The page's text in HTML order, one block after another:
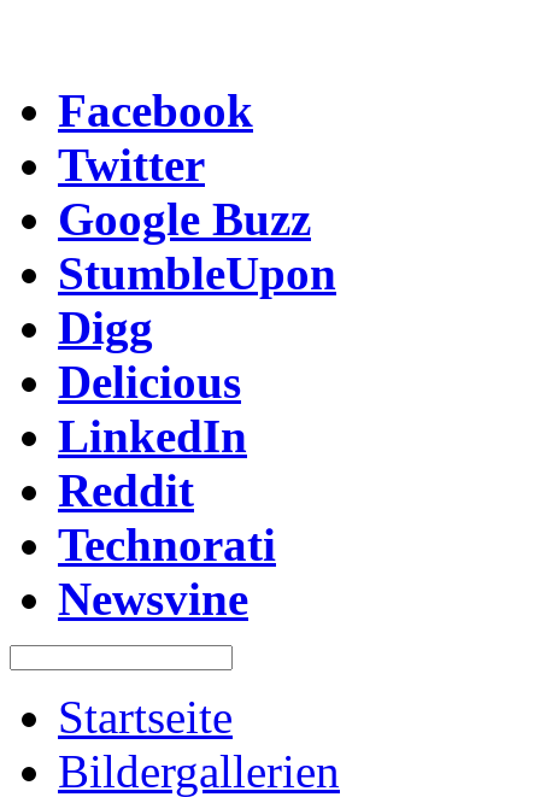
Facebook
Twitter
Google Buzz
StumbleUpon
Digg
Delicious
LinkedIn
Reddit
Technorati
Newsvine
Startseite
Bildergallerien